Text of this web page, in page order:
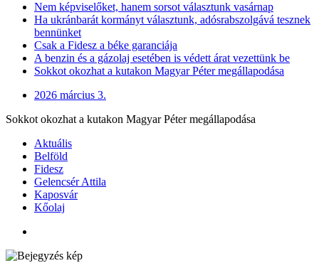
Nem képviselőket, hanem sorsot választunk vasárnap
Ha ukránbarát kormányt választunk, adósrabszolgává tesznek
bennünket
Csak a Fidesz a béke garanciája
A benzin és a gázolaj esetében is védett árat vezettünk be
Sokkot okozhat a kutakon Magyar Péter megállapodása
2026 március 3.
Sokkot okozhat a kutakon Magyar Péter megállapodása
Aktuális
Belföld
Fidesz
Gelencsér Attila
Kaposvár
Kőolaj